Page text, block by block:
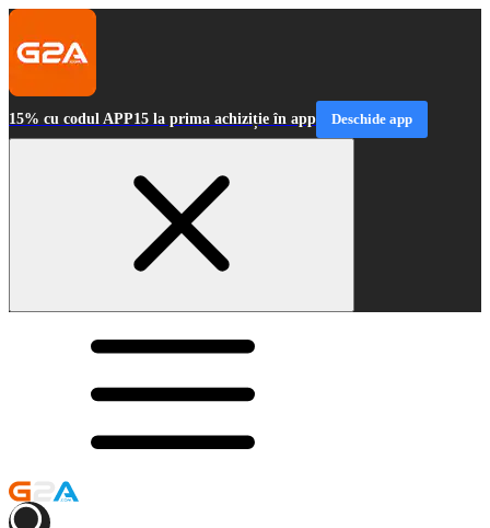
15% cu codul APP15 la prima achiziție în app Deschide app